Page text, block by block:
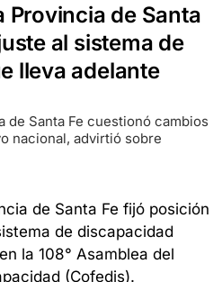
Provincia de Santa
al sistema de
lleva adelante
de Santa Fe cuestionó cambios
nacional, advirtió sobre